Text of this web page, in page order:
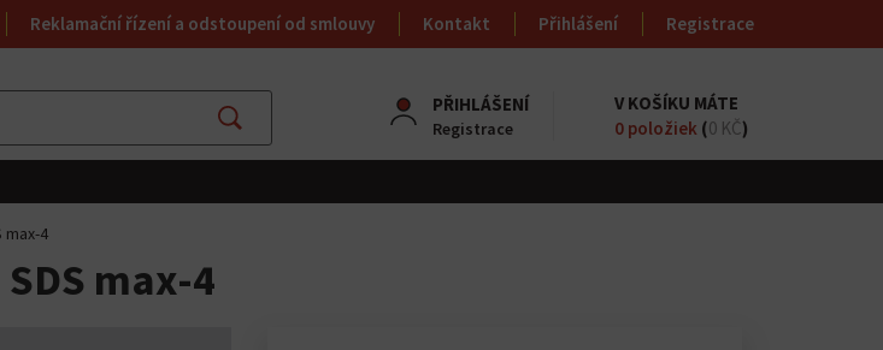
Reklamační řízení a odstoupení od smlouvy Kontakt Přihlášení Registrace
Najít
PŘIHLÁŠENÍ
Registrace
V KOŠÍKU MÁTE
0 položiek (0 KČ)
max-4
max-4